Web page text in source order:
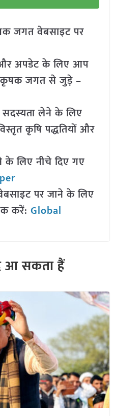
जगत वेबसाइट पर
और अपडेट के लिए आप
कृषक जगत से जुड़े –
लेने के लिए
कृषि पद्धतियों और
लिए नीचे दिए गए
पर जाने के लिए
करें: Global
आ सकता हैं